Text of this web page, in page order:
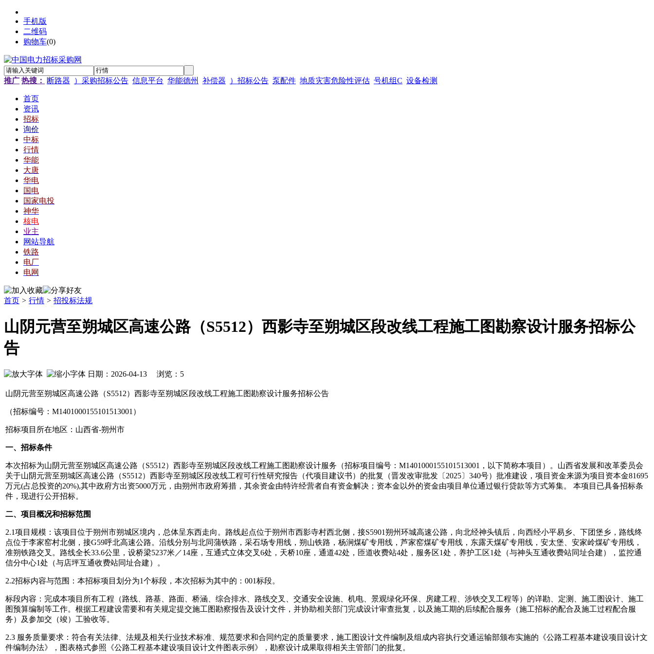
手机版
二维码
购物车(0)
推广 热搜： 断路器 ）采购招标公告 信息平台 华能德州 补偿器 ）招标公告 泵配件 地质灾害危险性评估 号机组C 设备检测
首页
资讯
招标
询价
中标
行情
华能
大唐
华电
国电
国家电投
神华
核电
业主
网站导航
铁路
电厂
电网
首页 > 行情 > 招投标法规
山阴元营至朔城区高速公路（S5512）西影寺至朔城区段改线工程施工图勘察设计服务招标公
告
日期：2026-04-13 浏览： 5
山阴元营至朔城区高速公路（S5512）西影寺至朔城区段改线工程施工图勘察设计服务招标公告
（招标编号 ： M1401000155101513001 ）
招标项目所在地区： 山西省-朔州市
一、招标条件
本次招标为山阴元营至朔城区高速公路（S5512）西影寺至朔城区段改线工程施工图勘察设计服务 （招标项目编号： M1401000155101513001 ，以下简称本项目）。 山西省发展和改革委员会
关于山阴元营至朔城区高速公路（S5512）西影寺至朔城区段改线工程可行性研究报告（代项目建议书）的批复（晋发改审批发〔2025〕340号）批准建设 ，项目 资金来源为项目资本金81695
万元(占总投资的20%),其中政府方出资5000万元 ， 由朔州市政府筹措，其余资金由特许经营者自有资金解决；资本金以外的资金由项目单位通过银行贷款等方式筹集。
本项目已具备招标条
件，现进行公开招标。
二、项目概况和招标范围
2.1项目规模：该项目位于朔州市朔城区境内，总体呈东西走向。路线起点位于朔州市西影寺村西北侧，接S5901朔州环城高速公路，向北经神头镇后，向西经小平易乡、下团堡乡，路线终
点位于李家窑村北侧，接G59呼北高速公路。沿线分别与北同蒲铁路，采石场专用线，朔山铁路，杨涧煤矿专用线，芦家窑煤矿专用线，东露天煤矿专用线，安太堡、安家岭煤矿专用线，
准朔铁路交叉。路线全长33.6公里 ， 设桥梁5237米／14座，互通式立体交叉6处，天桥10座，通道42处，匝道收费站4处，服务区1处，养护工区1处（与神头互通收费站同址合建），监控通
信分中心1处（与店坪互通收费站同址合建）。
2.2招标内容与范围：本招标项目划分为1个标段，本次招标为其中的：001标段。
标段内容： 完成本项目所有工程（路线、 路基、路面、桥涵、综合排水、路线交叉、交通安全设施、机电、景观绿化环保、房建工程、涉铁交叉工程等）的详勘、定测、施工图设计、施工
图预算编制等工作。根据工程建设需要和有关规定提交施工图勘察报告及设计文件，并协助相关部门完成设计审查批复，以及施工期的后续配合服务（施工招标的配合及施工过程配合服
务）及参加交（竣）工验收等。
2.3 服务质量要求： 符合有关法律、法规及相关行业技术标准、规范要求和合同约定的质量要求，施工图设计文件编制及组成内容执行交通运输部颁布实施的《公路工程基本建设项目设计文
件编制办法》，图表格式参照《公路工程基本建设项目设计文件图表示例》，勘察设计成果取得相关主管部门的批复 。